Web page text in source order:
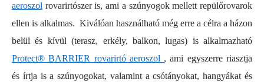
aeroszol rovarirtószer is, ami a szúnyogok mellett repülőrovarok
ellen is alkalmas. Kiválóan használható még erre a célra a házon
belül és kívül (terasz, erkély, balkon, lugas) is alkalmazható
Protect® BARRIER rovarirtó aeroszol , ami egyszerre riasztja
és írtja is a szúnyogokat, valamint a csótányokat, hangyákat és